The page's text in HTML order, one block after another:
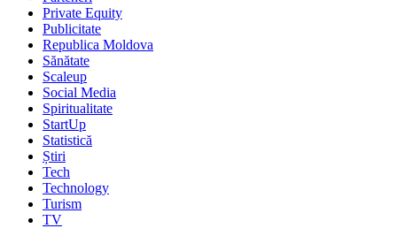
Private Equity
Publicitate
Republica Moldova
Sănătate
Scaleup
Social Media
Spiritualitate
StartUp
Statistică
Știri
Tech
Technology
Turism
TV